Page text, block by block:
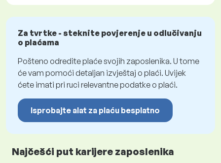
Za tvrtke - steknite povjerenje u odlučivanju
o plaćama
Pošteno odredite plaće svojih zaposlenika. U tome
će vam pomoći detaljan izvještaj o plaći. Uvijek
ćete imati pri ruci relevantne podatke o plaći.
Isprobajte alat za plaću besplatno
Najčešći put karijere zaposlenika